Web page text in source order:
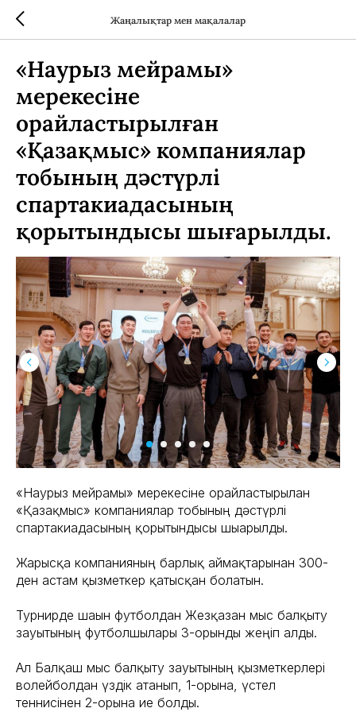
Жаңалықтар мен мақалалар
«Наурыз мейрамы»
мерекесіне
орайластырылған
«Қазақмыс» компаниялар
тобының дәстүрлі
спартакиадасының
қорытындысы шығарылды.
«Наурыз мейрамы» мерекесіне орайластырылған
«Қазақмыс» компаниялар тобының дәстүрлі
спартакиадасының қорытындысы шығарылды.
Жарысқа компанияның барлық аймақтарынан 300-
ден астам қызметкер қатысқан болатын.
Турнирде шағын футболдан Жезқазған мыс балқыту
зауытының футболшылары 3-орынды жеңіп алды.
Ал Балқаш мыс балқыту зауытының қызметкерлері
волейболдан үздік атанып, 1-орынға, үстел
теннисінен 2-орынға ие болды.